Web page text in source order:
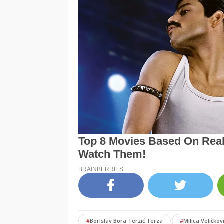
#Borislav Bora Terzić Terza #Milica